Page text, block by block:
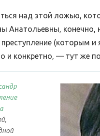
над этой ложью,
Анатольевны, конечно,
преступление (которым
и конкретно, — тут же